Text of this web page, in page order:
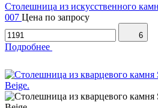
Столешница из искусственного
007 Цена по запросу
6
Подробнее